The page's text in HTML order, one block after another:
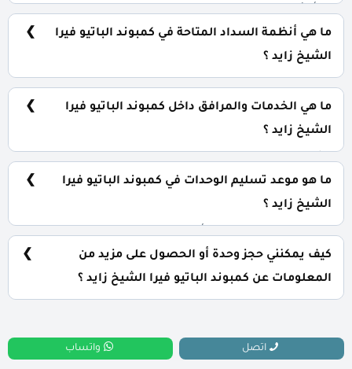
والمساحة، كما أن الأسعار قابلة للتغيير حسب تطورات
السوق.
ما هي أنظمة السداد المتاحة في كمبوند الباتيو فيرا
الشيخ زايد ؟
الباقي على فترة تصل إلي 7 سنوات بدون أي فوائد.
ما هي الخدمات والمرافق داخل كمبوند الباتيو فيرا
الشيخ زايد ؟
نادي اجتماعي، مناطق ترفيهية للأطفال، حمامات سباحة،
ومناطق تجارية.
ما هو موعد تسليم الوحدات في كمبوند الباتيو فيرا
الشيخ زايد ؟
إمكانية التسليم نصف تشطيب أو تشطيب كامل حسب رغبة
العميل.
كيف يمكنني حجز وحدة أو الحصول على مزيد من
المعلومات عن كمبوند الباتيو فيرا الشيخ زايد ؟
اتصل واتساب